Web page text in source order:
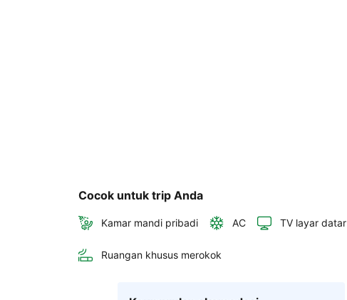
Cocok untuk trip Anda
Kamar mandi pribadi AC TV layar datar
Ruangan khusus merokok